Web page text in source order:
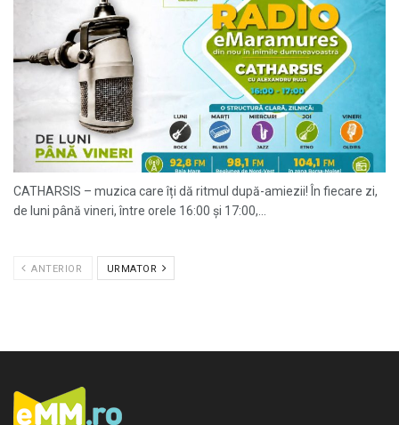
CATHARSIS – muzica care îți dă ritmul după-amiezii! În fiecare zi,
de luni până vineri, între orele 16:00 și 17:00,...
ANTERIOR URMATOR